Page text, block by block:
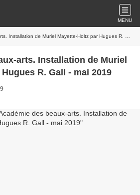
MENU
de Muriel Mayette-Holtz par Hugues R. Gall - mai 2019
arts. Installation de Muriel
R. Gall - mai 2019